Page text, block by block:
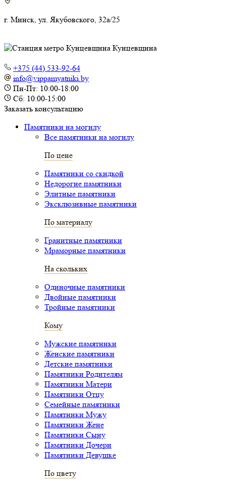
г. Минск, ул. Якубовского, 32а/25
Кунцевщина
+375 (44) 533-92-64
info@vippamyatniki.by
Пн-Пт: 10:00-18:00
Сб: 10:00-15:00
Заказать консультацию
Памятники на могилу
Все памятники на могилу
По цене
Памятники со скидкой
Недорогие памятники
Элитные памятники
Эксклюзивные памятники
По материалу
Гранитные памятники
Мраморные памятники
На скольких
Одиночные памятники
Двойные памятники
Тройные памятники
Кому
Мужские памятники
Женские памятники
Детские памятники
Памятники Родителям
Памятники Матери
Памятники Отцу
Семейные памятники
Памятники Мужу
Памятники Жене
Памятники Сыну
Памятники Дочери
Памятники Девушке
По цвету